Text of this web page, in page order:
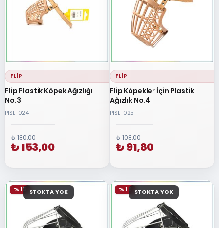
FLIP
Flip Plastik Köpek Ağızlığı
No.3
PISL-024
₺ 180,00
₺ 153,00
FLIP
Flip Köpekler İçin Plastik
Ağızlık No.4
PISL-025
₺ 108,00
₺ 91,80
STOKTA YOK
% 15 STOKTA YOK
% 15